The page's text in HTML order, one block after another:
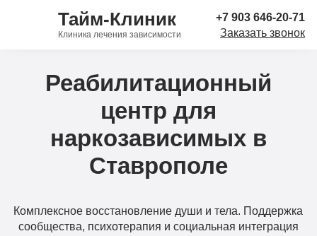
Тайм-Клиник
Клиника лечения зависимости
+7 903 646-20-71
Заказать звонок
Реабилитационный
центр для
наркозависимых в
Ставрополе
Комплексное восстановление души и тела. Поддержка
сообщества, психотерапия и социальная интеграция